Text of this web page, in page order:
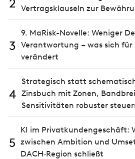
2 Vertragsklauseln zur
3
9. MaRisk-Novelle: Weniger
Verantwortung – was sich für
verändert
4
Strategisch statt
Zinsbuch mit Zonen,
Sensitivitäten robuster
5
KI im Privatkundengeschäft:
zwischen Ambition und
DACH‑Region schließt